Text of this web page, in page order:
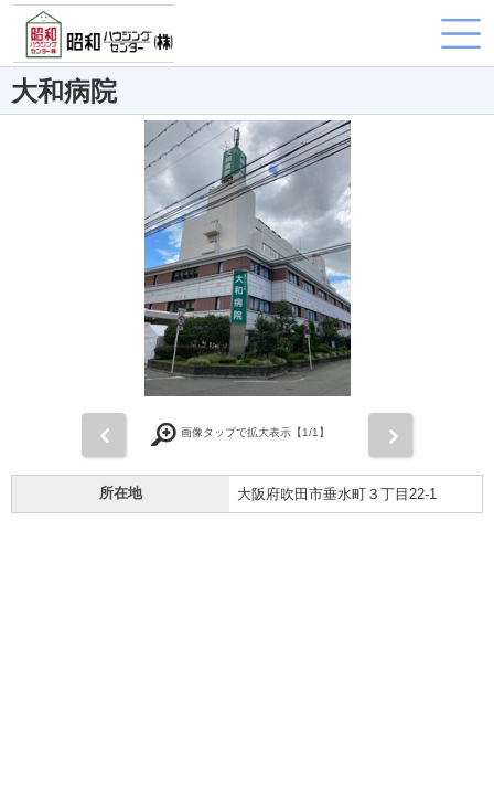
大和病院
画像タップで拡大表示【1/1】
所在地 大阪府吹田市垂水町３丁目22-1